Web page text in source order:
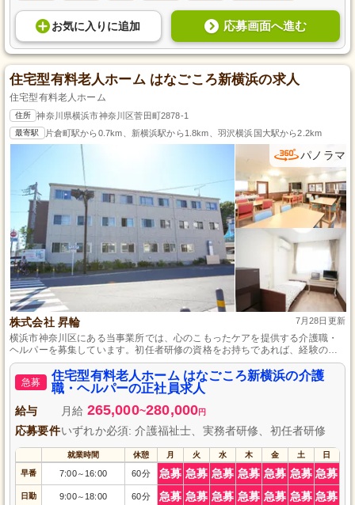
お気に入り に追加 応募画面へ進む
住宅型有料老人ホーム はなごころ新横浜の求人
住宅型有料老人ホーム
住所 神奈川県横浜市神奈川区菅田町2878-1
最寄駅 片倉町駅から0.7km、新横浜駅から1.8km、羽沢横浜国大駅から2.2km
パノラマ
株式会社 昇輪 7月28日更新
横浜市神奈川区にある当事業所では、心のこもったケアを提供する介護職・
ヘルパーを募集しています。初任者研修の資格をお持ちであれば、経験の有
無は問いません。ご自宅のような安心感を提供できる方、ご利用者さまとの
コミュニケーションを大切にできる方のご応募をお待ちしています。
急募
住宅型有料老人ホーム はなごころ新横浜の介護
職・ヘルパーの正社員求人
給与 月給 265,000~280,000円
応募要件いずれか必須: 介護福祉士、実務者研修、初任者研修
就業時間 休憩 月 火 水 木 金 土 日
早番 7:00～ 16:00 60分 急募 急募 急募 急募 急募 急募 急募
日勤 9:00～ 18:00 60分 急募 急募 急募 急募 急募 急募 急募